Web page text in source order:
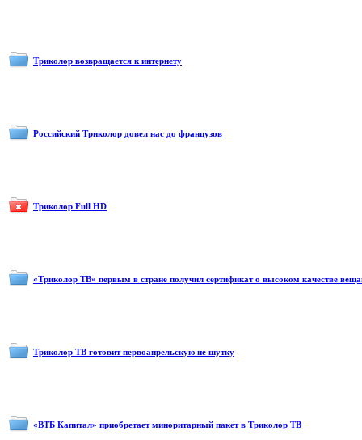
Триколор возвращается к интернету
Российский Триколор довел нас до французов
Триколор Full HD
«Триколор ТВ» первым в стране получил сертификат о высоком качестве
Триколор ТВ готовит первоапрельскую не шутку
«ВТБ Капитал» приобретает миноритарный пакет в Триколор ТВ